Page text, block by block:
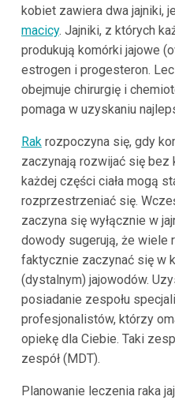
kobiet zawiera dwa jajniki,
macicy. Jajniki, z których
produkują komórki jajowe
estrogen i progesteron.
obejmuje chirurgię i
pomaga w uzyskaniu
Rakrozpoczyna się, gdy
zaczynają rozwijać się bez
każdej części ciała mogą
rozprzestrzeniać się.
zaczyna się wyłącznie w
dowody sugerują, że wiele
faktycznie zaczynać się w
(dystalnym) jajowodów.
posiadanie zespołu
profesjonalistów, którzy
opiekę dla Ciebie. Taki
zespół (MDT).
Planowanie leczenia raka